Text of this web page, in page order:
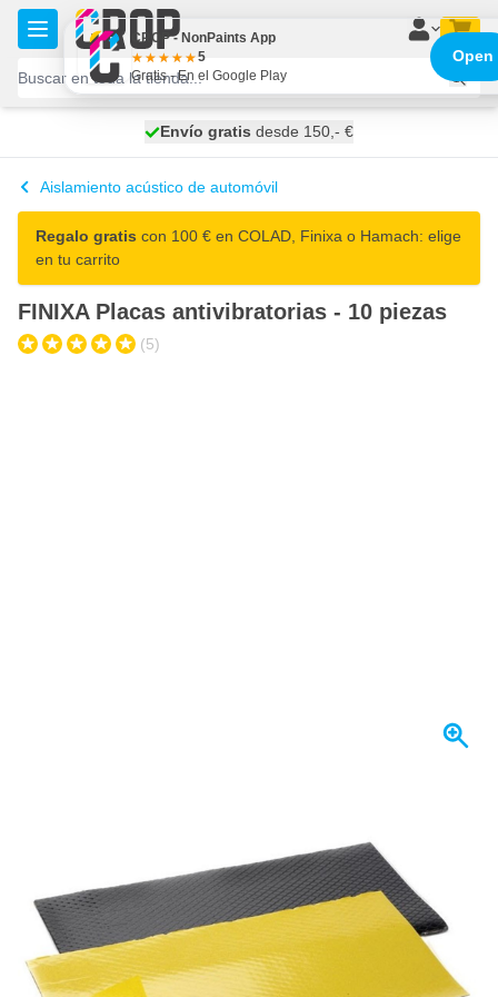
Ir al contenido
se envía hoy
Envío gratis desde 150,- €
100 días
Aislamiento acústico de automóvil
Regalo gratis con 100 € en COLAD, Finixa o Hamach: elige
en tu carrito
FINIXA Placas antivibratorias - 10 piezas
(5)
Cantidad
Añadir al carrito
Haz tu pedido antes de las 23:59,
CROP - NonPaints App
5
Gratis - En el Google Play
Open